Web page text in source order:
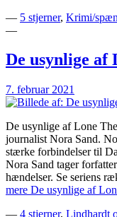
— 5 stjerner, Krimi/
—
De usynlige af
7. februar 2021
De usynlige af Lone
journalist Nora Sand.
stærke forbindelser til
Nora Sand tager
hændelser. Se seriens
mere De usynlige af
— 4 stjerner, Lindhardt